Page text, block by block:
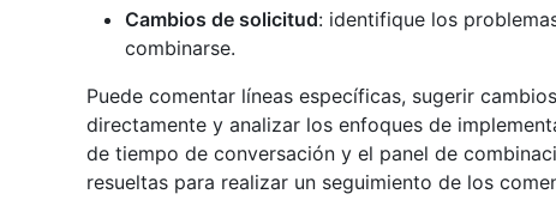
Cambios de solicitud: identifique los
combinarse.
Puede comentar líneas específicas, sugerir
directamente y analizar los enfoques de
de tiempo de conversación y el panel de
resueltas para realizar un seguimiento de los